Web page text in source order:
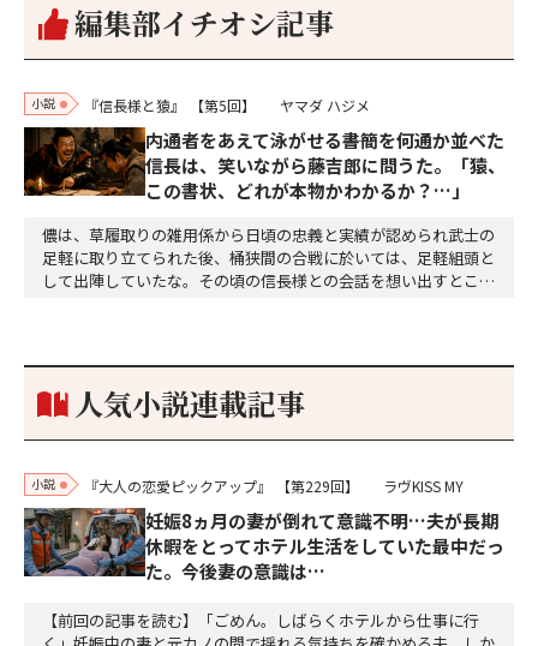
編集部イチオシ記事
小説 『信長様と猿』 【第5回】 ヤマダ ハジメ
内通者をあえて泳がせる――書簡を何通か並べた
信長は、笑いながら藤吉郎に問うた。「猿、
この書状、どれが本物かわかるか？…」
儂は、草履取りの雑用係から日頃の忠義と実績が認められ武士の
足軽に取り立てられた後、桶狭間の合戦に於いては、足軽組頭と
して出陣していたな。その頃の信長様との会話を想い出すとこん
り。どうして勝てたのか、未だにわかりません。…
人気小説連載記事
小説 『大人の恋愛ピックアップ』 【第229回】 ラヴKISS MY
妊娠8ヵ月の妻が倒れて意識不明…夫が長期
休暇をとってホテル生活をしていた最中だっ
た。今後妻の意識は…
【前回の記事を読む】「ごめん。しばらくホテルから仕事に行